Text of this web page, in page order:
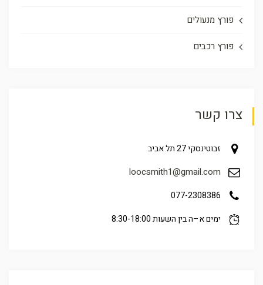
פורץ מנעולים
פורץ רכבים
צרו קשר
זבוטינסקי 27 תל אביב
loocsmith1@gmail.com
077-2308386
ימים א–ה בין השעות 8:30-18:00